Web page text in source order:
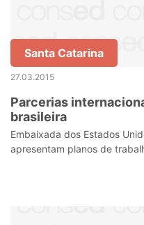
Santa Catarina
27.03.2015
Parcerias
brasileira
Embaixada dos Estados
apresentam planos de